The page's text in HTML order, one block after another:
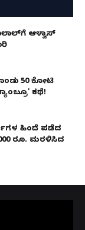
ಆಳ್ವಾಸ್
₹50 ಕೋಟಿ
ಕಥೆ!
ಹಿಂದೆ ಪಡೆದ
ರೂ. ಮರಳಿಸಿದ